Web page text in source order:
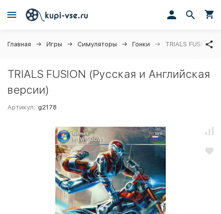
Главная Игры Симуляторы Гонки TRIALS FUSION
TRIALS FUSION (Русская и Английская
версии)
Артикул: g2178